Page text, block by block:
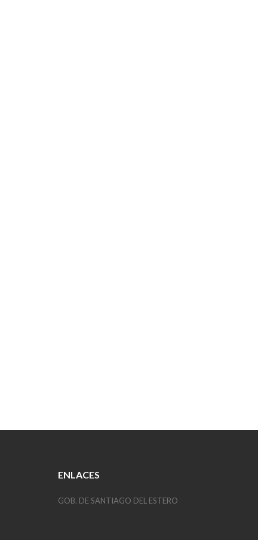
ENLACES
GOB. DE SANTIAGO DEL ESTERO